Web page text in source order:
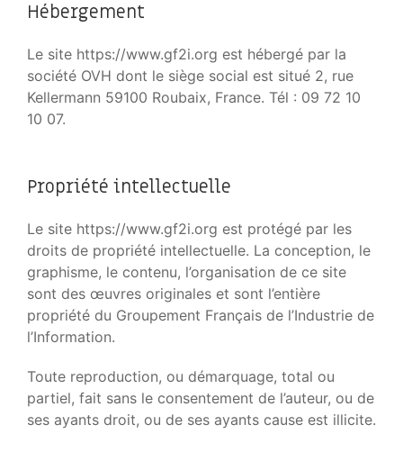
Hébergement
Le site https://www.gf2i.org est hébergé par la
société OVH dont le siège social est situé 2, rue
Kellermann 59100 Roubaix, France. Tél : 09 72 10
10 07.
Propriété intellectuelle
Le site https://www.gf2i.org est protégé par les
droits de propriété intellectuelle. La conception, le
graphisme, le contenu, l’organisation de ce site
sont des œuvres originales et sont l’entière
propriété du Groupement Français de l’Industrie de
l’Information.
Toute reproduction, ou démarquage, total ou
partiel, fait sans le consentement de l’auteur, ou de
ses ayants droit, ou de ses ayants cause est illicite.